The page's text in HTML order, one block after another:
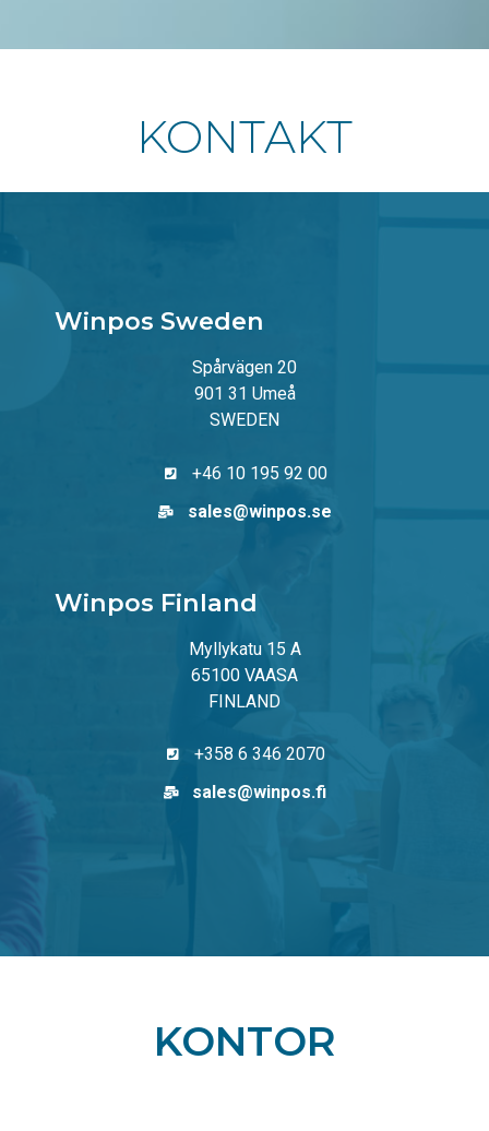
KONTAKT
Winpos Sweden
Spårvägen 20
901 31 Umeå
SWEDEN
+46 10 195 92 00
sales@winpos.se
Winpos Finland
Myllykatu 15 A
65100 VAASA
FINLAND
+358 6 346 2070
sales@winpos.fi
KONTOR